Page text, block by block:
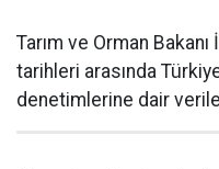
Tarım ve Orman
tarihleri arasında
denetimlerine dair